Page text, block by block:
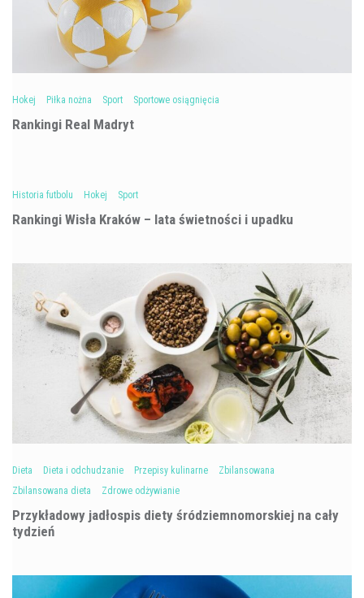
Hokej Piłka nożna Sport Sportowe osiągnięcia
Rankingi Real Madryt
Historia futbolu Hokej Sport
Rankingi Wisła Kraków – lata świetności i upadku
Dieta Dieta i odchudzanie Przepisy kulinarne
Zbilansowana
Zbilansowana dieta
Zdrowe odżywianie
Przykładowy jadłospis diety śródziemnomorskiej na cały
tydzień